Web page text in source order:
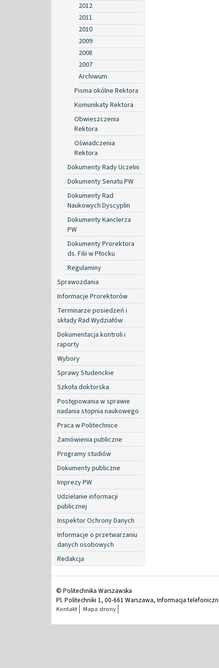
2012
2011
2010
2009
2008
2007
Archiwum
Pisma okólne Rektora
Komunikaty Rektora
Obwieszczenia
Rektora
Oświadczenia
Rektora
Dokumenty Rady Uczelni
Dokumenty Senatu PW
Dokumenty Rad
Naukowych Dyscyplin
Dokumenty Kanclerza
PW
Dokumenty Prorektora
ds. Filii w Płocku
Regulaminy
Sprawozdania
Informacje Prorektorów
Terminarze posiedzeń i
składy Rad Wydziałów
Dokumentacja kontroli i
raporty
Wybory
Sprawy Studenckie
Szkoła doktorska
Postępowania w sprawie
nadania stopnia naukowego
Praca w Politechnice
Zamówienia publiczne
Programy studiów
Dokumenty publiczne
Imprezy PW
Udzielanie informacji
publicznej
Inspektor Ochrony Danych
Informacje o przetwarzaniu
danych osobowych
Redakcja
© Politechnika Warszawska
Pl. Politechniki 1, 00-661 Warszawa, Informacja
Kontakt Mapa strony